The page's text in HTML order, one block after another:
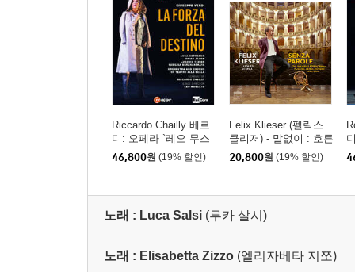
Riccardo Chailly 베르
디: 오페라 `레오 무스
카토` (Verdi: Opera `La
Forza Del Destino`)
46,800원 (19% 할인)
Felix Klieser (펠릭스
클리저) - 말없이 : 호른
으로 연주하는 이탈리
아 아리아 (Senza Parol
n by Puccini, Verdi, Ro
20,800원 (19% 할인)
노래 : Luca Salsi (루카 살시)
노래 : Elisabetta Zizzo (엘리자베타 지쪼)